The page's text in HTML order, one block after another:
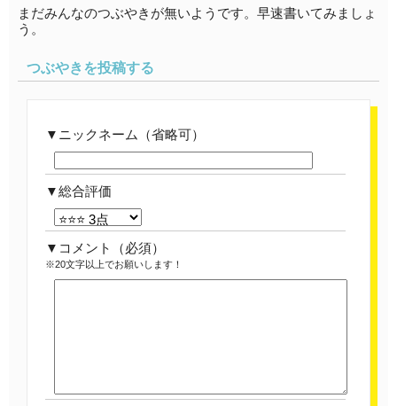
まだみんなのつぶやきが無いようです。早速書いてみましょ
う。
つぶやきを投稿する
ニックネーム（省略可）
総合評価
コメント （必須）
※20文字以上でお願いします！